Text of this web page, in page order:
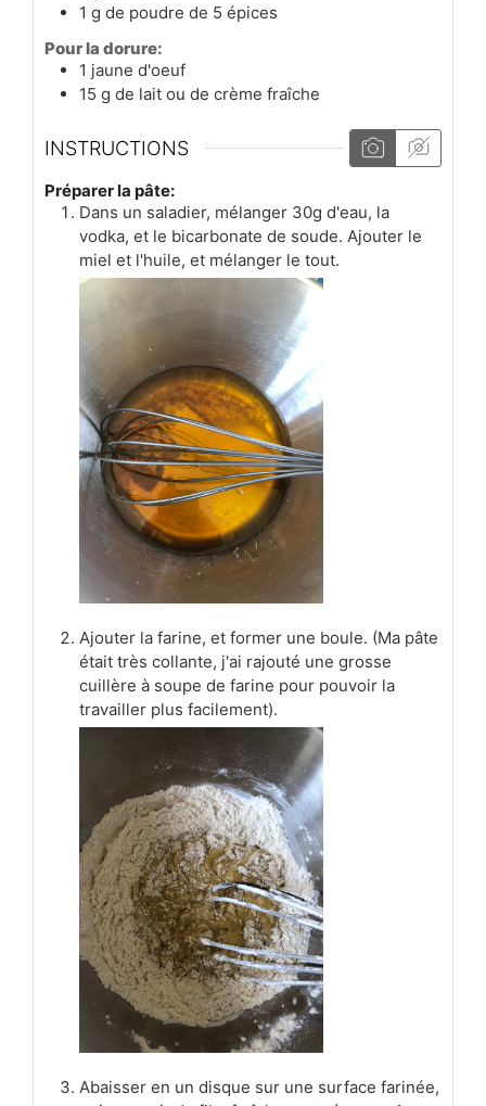
1 g de poudre de 5 épices
Pour la dorure:
1 jaune d'oeuf
15 g de lait ou de crème fraîche
INSTRUCTIONS
Préparer la pâte:
Dans un saladier, mélanger 30g d'eau, la
vodka, et le bicarbonate de soude. Ajouter le
miel et l'huile, et mélanger le tout.
Ajouter la farine, et former une boule. (Ma pâte
était très collante, j'ai rajouté une grosse
cuillère à soupe de farine pour pouvoir la
travailler plus facilement).
Abaisser en un disque sur une surface farinée,